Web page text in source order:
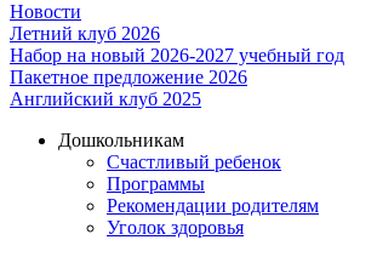
Новости
Летний клуб 2026
Набор на новый 2026-2027 учебный год
Пакетное предложение 2026
Английский клуб 2025
Дошкольникам
Счастливый ребенок
Программы
Рекомендации родителям
Уголок здоровья